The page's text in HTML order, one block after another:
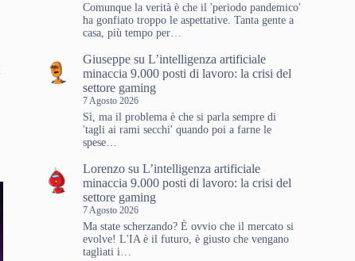
Comunque la verità è che il 'periodo pandemico'
ha gonfiato troppo le aspettative. Tanta gente a
casa, più tempo per…
Giuseppe suL’intelligenza artificiale
minaccia 9.000 posti di lavoro: la crisi del
settore gaming
7 Agosto 2026
Sì, ma il problema è che si parla sempre di
'tagli ai rami secchi' quando poi a farne le
spese…
Lorenzo suL’intelligenza artificiale
minaccia 9.000 posti di lavoro: la crisi del
settore gaming
7 Agosto 2026
Ma state scherzando? È ovvio che il mercato si
evolve! L'IA è il futuro, è giusto che vengano
tagliati i…